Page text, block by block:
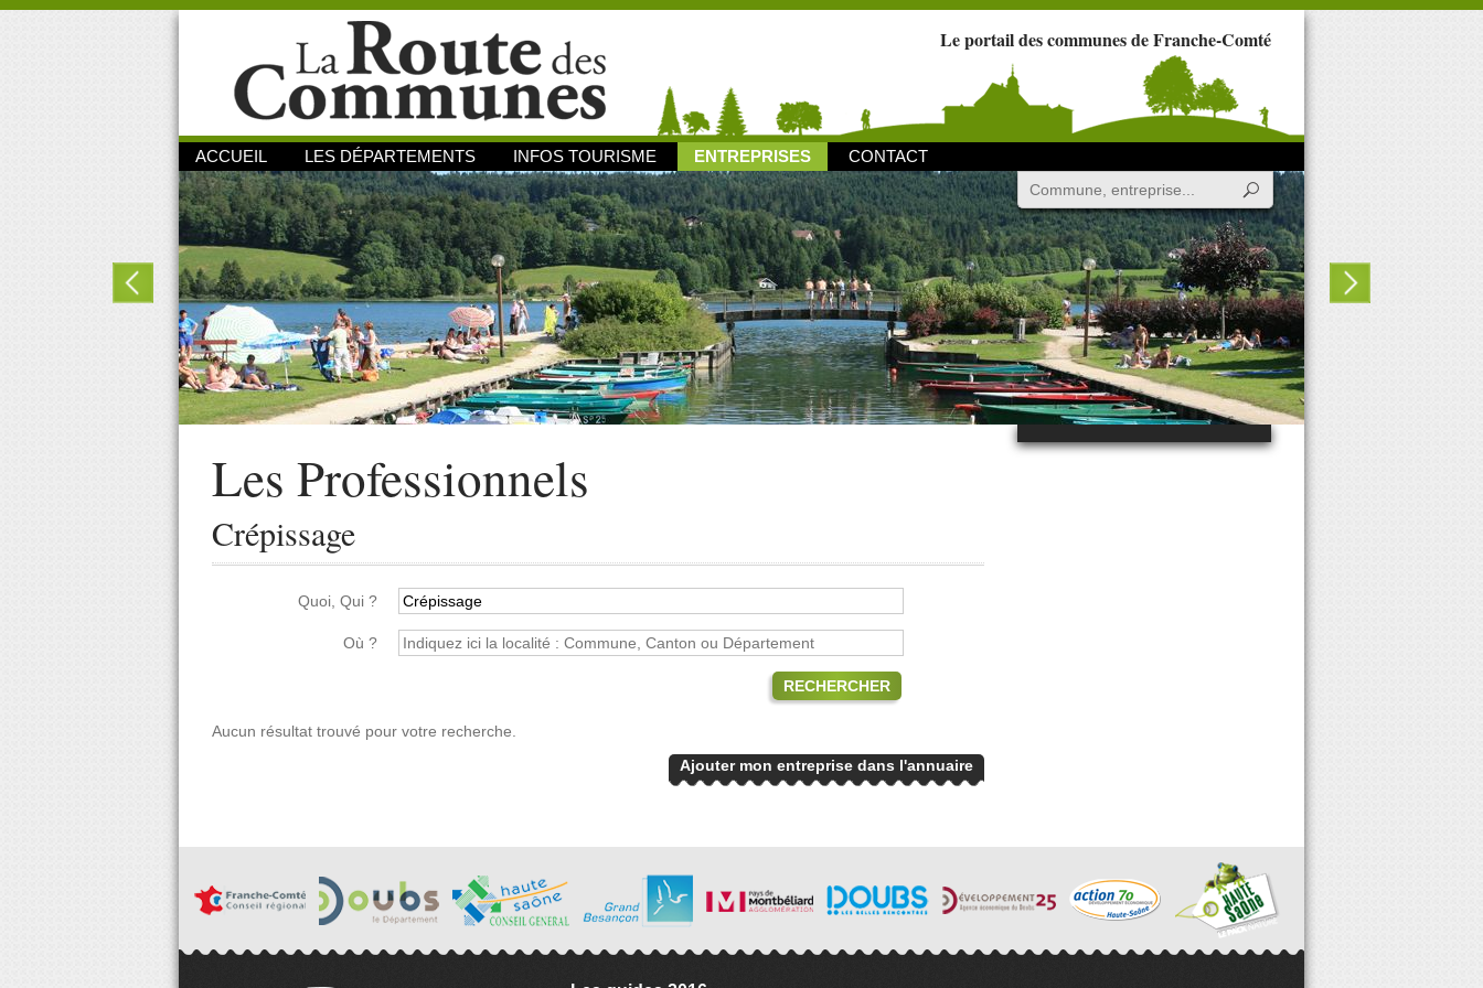
Le portail des communes de Franche-Comté
ACCUEIL LES DÉPARTEMENTS INFOS TOURISME ENTREPRISES CONTACT
Les Professionnels
Crépissage
Quoi, Qui ?
Où ?
RECHERCHER
Aucun résultat trouvé pour votre recherche.
Ajouter mon entreprise dans l'annuaire